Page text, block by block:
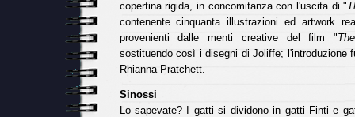
copertina rigida, in concomitanza con l'uscita di "
contenente cinquanta illustrazioni ed artwork
provenienti dalle menti creative del film "
sostituendo così i disegni di Joliffe; l'introduzione
Rhianna Pratchett.
Sinossi
Lo sapevate? I gatti si dividono in gatti Finti e